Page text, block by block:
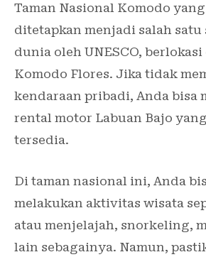
Taman Nasional Komodo
ditetapkan menjadi salah satu
dunia oleh UNESCO,
Komodo Flores. Jika tidak
kendaraan pribadi, Anda bisa
rental motor Labuan Bajo
tersedia.
Di taman nasional ini, Anda
melakukan aktivitas wisata
atau menjelajah, snorkeling,
lain sebagainya. Namun,